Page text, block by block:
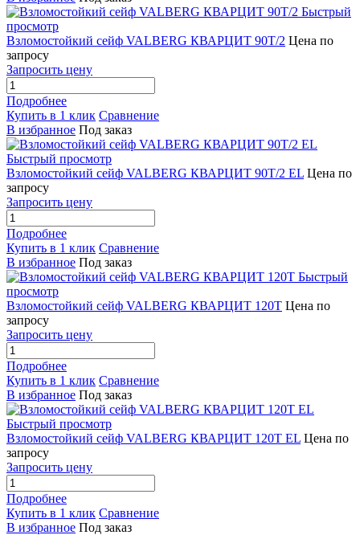
Быстрый
просмотр
Взломостойкий сейф VALBERG КВАРЦИТ 90Т/2 Цена по
запросу
Запросить цену
Подробнее
Купить в 1 клик Сравнение
В избранное Под заказ
Быстрый просмотр
Взломостойкий сейф VALBERG КВАРЦИТ 90Т/2 EL Цена по
запросу
Запросить цену
Подробнее
Купить в 1 клик Сравнение
В избранное Под заказ
Быстрый
просмотр
Взломостойкий сейф VALBERG КВАРЦИТ 120Т Цена по
запросу
Запросить цену
Подробнее
Купить в 1 клик Сравнение
В избранное Под заказ
Быстрый просмотр
Взломостойкий сейф VALBERG КВАРЦИТ 120Т EL Цена по
запросу
Запросить цену
Подробнее
Купить в 1 клик Сравнение
В избранное Под заказ